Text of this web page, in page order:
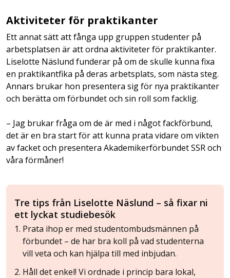
Aktiviteter för praktikanter
Ett annat sätt att fånga upp gruppen studenter på
arbetsplatsen är att ordna aktiviteter för praktikanter.
Liselotte Näslund funderar på om de skulle kunna fixa
en praktikantfika på deras arbetsplats, som nästa steg.
Annars brukar hon presentera sig för nya praktikanter
och berätta om förbundet och sin roll som facklig.
– Jag brukar fråga om de är med i något fackförbund,
det är en bra start för att kunna prata vidare om vikten
av facket och presentera Akademikerförbundet SSR och
våra förmåner!
Tre tips från Liselotte Näslund – så fixar ni
ett lyckat studiebesök
Prata ihop er med studentombudsmännen på
förbundet – de har bra koll på vad studenterna
vill veta och kan hjälpa till med inbjudan.
Håll det enkel! Vi ordnade i princip bara lokal,